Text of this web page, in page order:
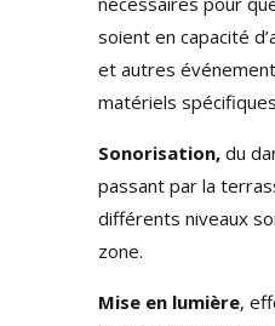
soient en capacité
et autres
matériels
Sonorisation, du
passant par la
différents niveaux
zone.
Mise en lumière,